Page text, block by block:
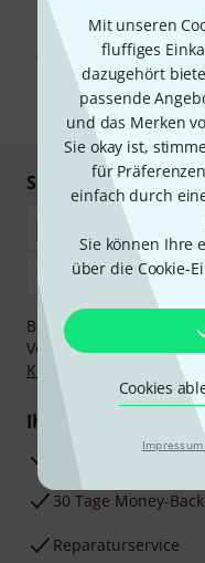
Mit unseren
fluffiges
dazugehört
passende
und das Merken
Sie okay ist,
für
einfach durch
Sie können Ihre
über die Cookie-
Cookies
Impressum
Mit Klick auf „Jetzt
Werbung und einer
Abmeldung ist jederzeit
unseren
Sicher einkaufen &
Bezahlen Sie
Vorkasse, PayPal,
Klarna Ratenzahlung
Ihre Vorteile
3 Jahre Thomann
30 Tage Money-
Reparaturservice